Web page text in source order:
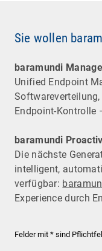
Sie wollen
baramundi
Unified Endpoint
Endpoint-Kontrolle
baramundi
Die nächste
intelligent,
verfügbar:
Experience durch
Felder mit * sind